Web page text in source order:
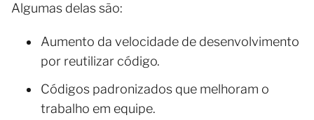
Algumas delas são:
Aumento da velocidade de desenvolvimento
por reutilizar código.
Códigos padronizados que melhoram o
trabalho em equipe.